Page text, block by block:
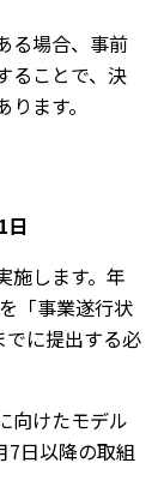
る場合、事前
ることで、決
ます。
日
施します。年
「事業遂行状
に提出する必
向けたモデル
7日以降の取組